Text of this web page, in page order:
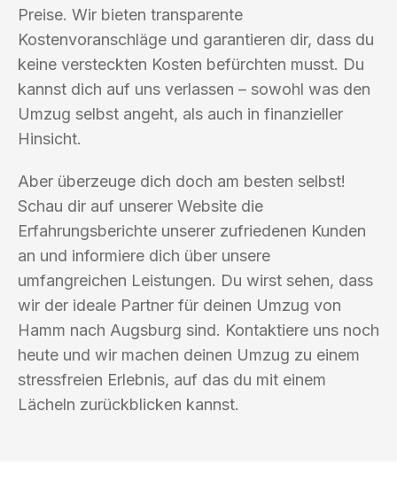
Preise. Wir bieten transparente
Kostenvoranschläge und garantieren dir, dass du
keine versteckten Kosten befürchten musst. Du
kannst dich auf uns verlassen – sowohl was den
Umzug selbst angeht, als auch in finanzieller
Hinsicht.
Aber überzeuge dich doch am besten selbst!
Schau dir auf unserer Website die
Erfahrungsberichte unserer zufriedenen Kunden
an und informiere dich über unsere
umfangreichen Leistungen. Du wirst sehen, dass
wir der ideale Partner für deinen Umzug von
Hamm nach Augsburg sind. Kontaktiere uns noch
heute und wir machen deinen Umzug zu einem
stressfreien Erlebnis, auf das du mit einem
Lächeln zurückblicken kannst.